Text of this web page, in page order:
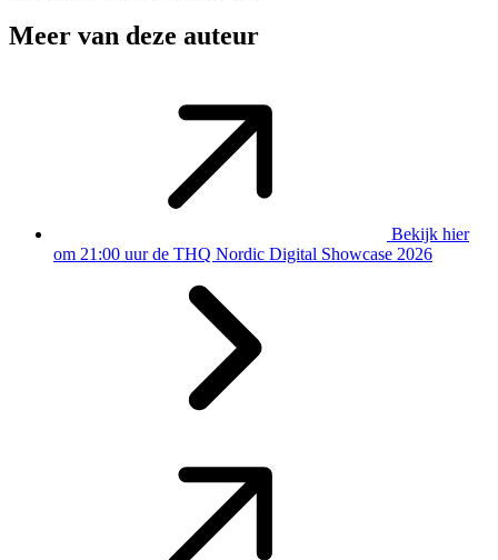
Meer van deze auteur
Bekijk hier
om 21:00 uur de THQ Nordic Digital Showcase 2026